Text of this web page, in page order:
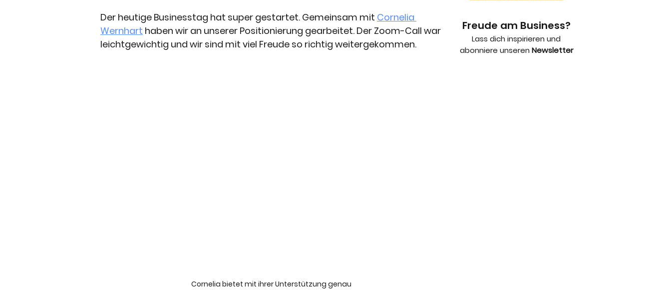
Der heutige Businesstag hat super gestartet. Gemeinsam mit Cornelia
Wernhart haben wir an unserer Positionierung gearbeitet. Der Zoom-Call war
leichtgewichtig und wir sind mit viel Freude so richtig weitergekommen.
Cornelia bietet mit ihrer Unterstützung genau
Freude am Business?
Lass dich inspirieren und
abonniere unseren Newsletter